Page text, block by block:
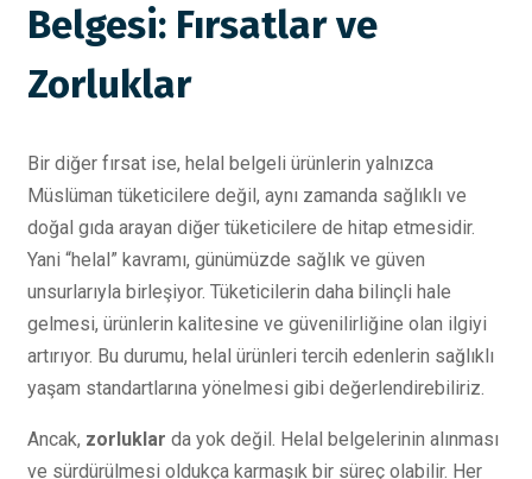
Belgesi: Fırsatlar ve
Zorluklar
Bir diğer fırsat ise, helal belgeli ürünlerin yalnızca
Müslüman tüketicilere değil, aynı zamanda sağlıklı ve
doğal gıda arayan diğer tüketicilere de hitap etmesidir.
Yani “helal” kavramı, günümüzde sağlık ve güven
unsurlarıyla birleşiyor. Tüketicilerin daha bilinçli hale
gelmesi, ürünlerin kalitesine ve güvenilirliğine olan ilgiyi
artırıyor. Bu durumu, helal ürünleri tercih edenlerin sağlıklı
yaşam standartlarına yönelmesi gibi değerlendirebiliriz.
Ancak, zorluklar da yok değil. Helal belgelerinin alınması
ve sürdürülmesi oldukça karmaşık bir süreç olabilir. Her